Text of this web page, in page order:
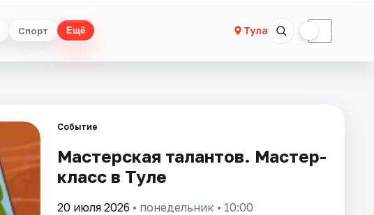
Спорт Ещё Тула ☾
Событие
Мастерская талантов. Мастер-
класс в Туле
20 июля 2026 • понедельник • 10:00